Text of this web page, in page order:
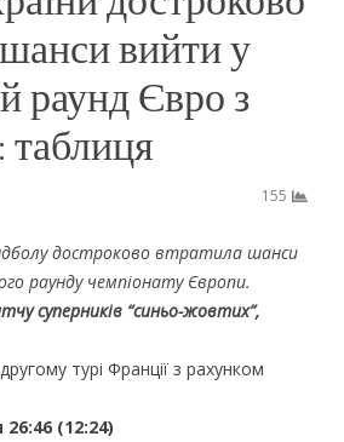
вийти у
раунд Євро з
таблиця
155
достроково втратила шанси
раунду чемпіонату Європи.
суперників “синьо-жовтих”,
турі Франції з рахунком
(12:24)